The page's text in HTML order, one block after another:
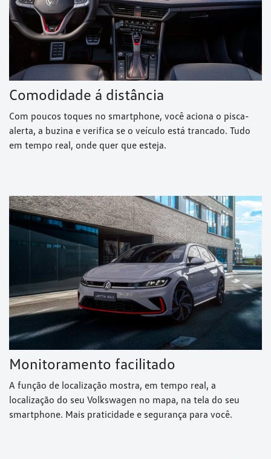
Comodidade á distância
Com poucos toques no smartphone, você aciona o pisca-
alerta, a buzina e verifica se o veículo está trancado. Tudo
em tempo real, onde quer que esteja.
Monitoramento facilitado
A função de localização mostra, em tempo real, a
localização do seu Volkswagen no mapa, na tela do seu
smartphone. Mais praticidade e segurança para você.